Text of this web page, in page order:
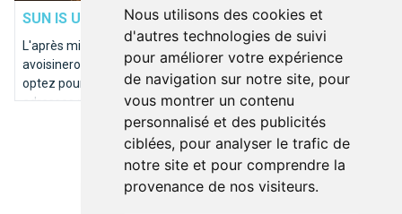
Nous utilisons des cookies et
d'autres technologies de suivi
pour améliorer votre expérience
de navigation sur notre site, pour
vous montrer un contenu
personnalisé et des publicités
ciblées, pour analyser le trafic de
notre site et pour comprendre la
provenance de nos visiteurs.
SUN IS UP Que faire sous le soleil à Bruxelles?
L'après midi sera chaude! A Bruxelles, les température
avoisineront les 32° aux alentours de 17h. Alors pour le lunch,
optez pour la fraîcheur d'une salade. Voici les 5 meilleures
adresses pour un lunch frais et estival à Bruxelles.
Top 10 des demandes en mariage à faire à Bruxelles